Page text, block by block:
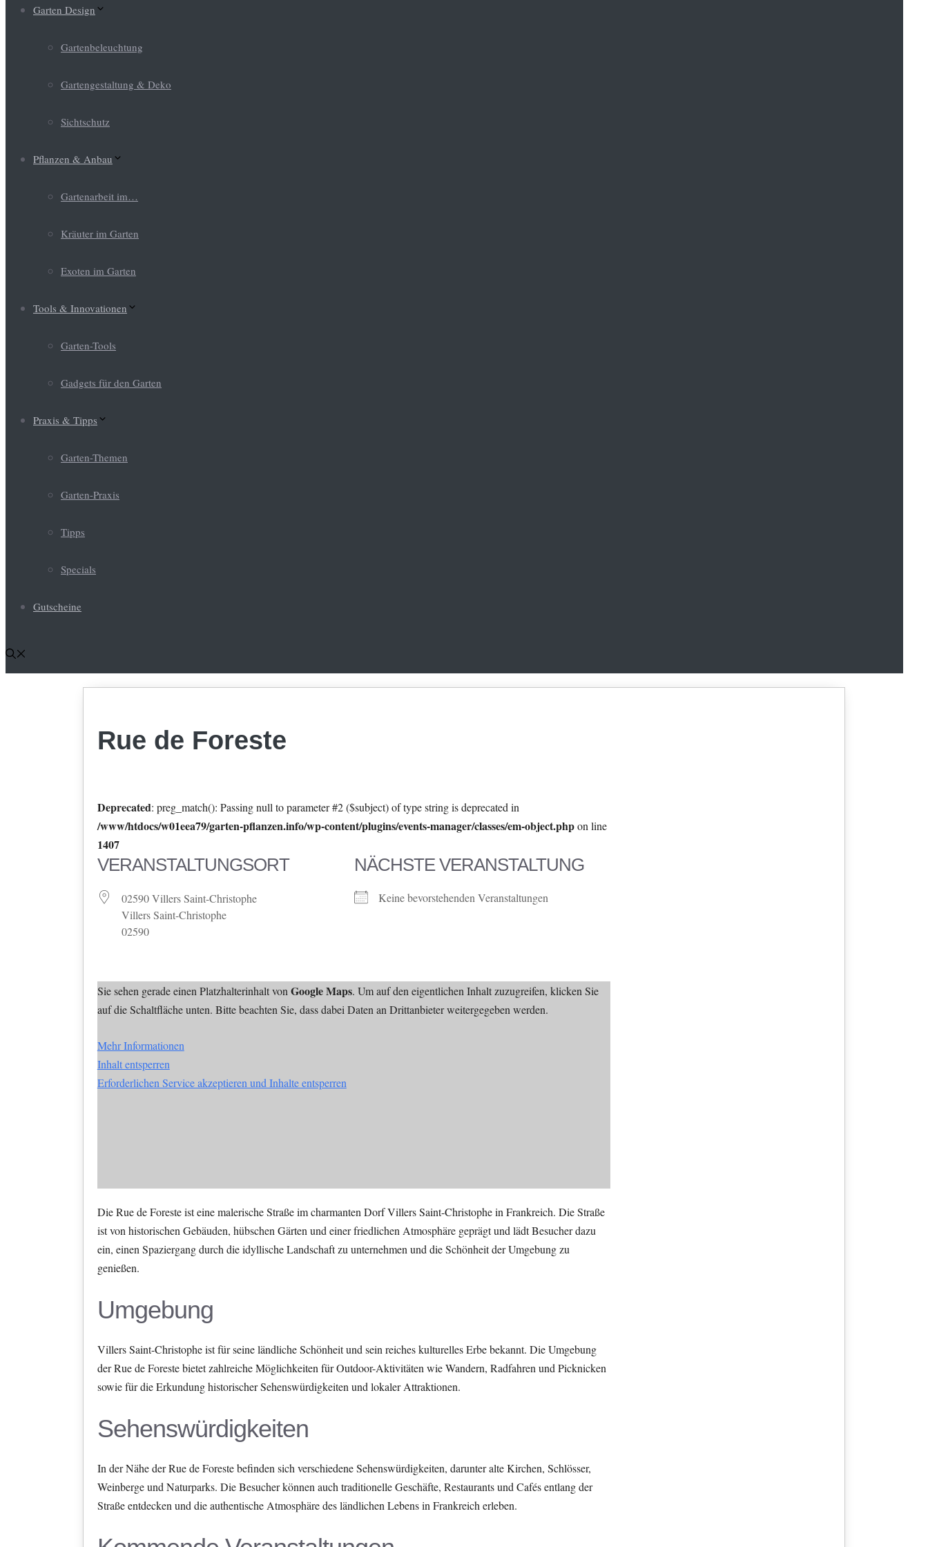
Garten Design
Gartenbeleuchtung
Gartengestaltung & Deko
Sichtschutz
Pflanzen & Anbau
Gartenarbeit im…
Kräuter im Garten
Exoten im Garten
Tools & Innovationen
Garten-Tools
Gadgets für den Garten
Praxis & Tipps
Garten-Themen
Garten-Praxis
Tipps
Specials
Gutscheine
Rue de Foreste
Deprecated: preg_match(): Passing null to parameter #2 ($subject) of type string is deprecated in
/www/htdocs/w01eea79/garten-pflanzen.info/wp-content/plugins/events-manager/classes/em-object.phpon line
1407
VERANSTALTUNGSORT
02590 Villers Saint-Christophe
Villers Saint-Christophe
02590
NÄCHSTE VERANSTALTUNG
Keine bevorstehenden Veranstaltungen
Sie sehen gerade einen Platzhalterinhalt von Google Maps. Um auf den eigentlichen Inhalt zuzugreifen, klicken Sie
auf die Schaltfläche unten. Bitte beachten Sie, dass dabei Daten an Drittanbieter weitergegeben werden.
Mehr Informationen
Inhalt entsperren
Erforderlichen Service akzeptieren und Inhalte entsperren
Die Rue de Foreste ist eine malerische Straße im charmanten Dorf Villers Saint-Christophe in Frankreich. Die Straße
ist von historischen Gebäuden, hübschen Gärten und einer friedlichen Atmosphäre geprägt und lädt Besucher dazu
ein, einen Spaziergang durch die idyllische Landschaft zu unternehmen und die Schönheit der Umgebung zu
genießen.
Umgebung
Villers Saint-Christophe ist für seine ländliche Schönheit und sein reiches kulturelles Erbe bekannt. Die Umgebung
der Rue de Foreste bietet zahlreiche Möglichkeiten für Outdoor-Aktivitäten wie Wandern, Radfahren und Picknicken
sowie für die Erkundung historischer Sehenswürdigkeiten und lokaler Attraktionen.
Sehenswürdigkeiten
In der Nähe der Rue de Foreste befinden sich verschiedene Sehenswürdigkeiten, darunter alte Kirchen, Schlösser,
Weinberge und Naturparks. Die Besucher können auch traditionelle Geschäfte, Restaurants und Cafés entlang der
Straße entdecken und die authentische Atmosphäre des ländlichen Lebens in Frankreich erleben.